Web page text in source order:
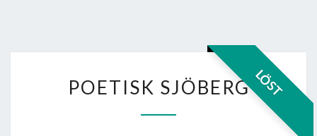
LÖST
SJÖBERG
POETISK SJÖBERG